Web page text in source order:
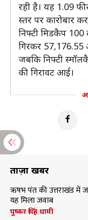
रही है। यह 1.09
स्तर पर कारोबार
निफ्टी मिडकैप
गिरकर 57,176.55
जबकि निफ्टी
की गिरावट आई।
ताज़ा खबरें
ऋषभ पंत की उत्तराखंड में
यह मिला जवाब
पुष्कर सिंह धामी